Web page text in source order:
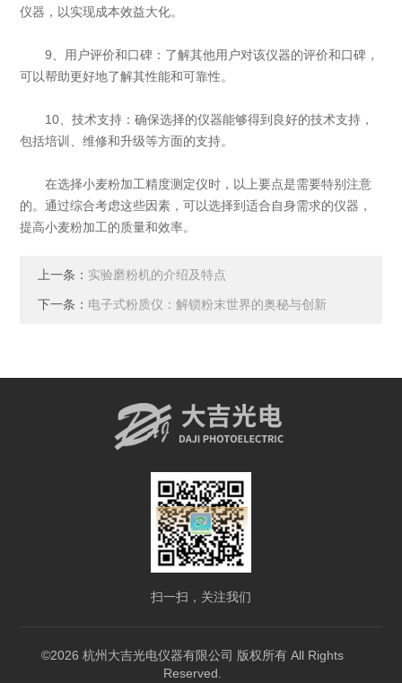
仪器，以实现成本效益大化。
9、用户评价和口碑：了解其他用户对该仪器的评价和口碑，
可以帮助更好地了解其性能和可靠性。
10、技术支持：确保选择的仪器能够得到良好的技术支持，
包括培训、维修和升级等方面的支持。
在选择小麦粉加工精度测定仪时，以上要点是需要特别注意
的。通过综合考虑这些因素，可以选择到适合自身需求的仪器，
提高小麦粉加工的质量和效率。
上一条： 实验磨粉机的介绍及特点
下一条： 电子式粉质仪：解锁粉末世界的奥秘与创新
扫一扫，关注我们
©2026 杭州大吉光电仪器有限公司 版权所有 All Rights
Reserved.